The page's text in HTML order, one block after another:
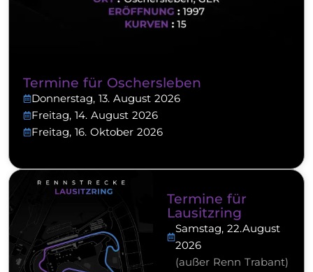
Termine für Oschersleben
Donnerstag, 13. August 2026
Freitag, 14. August 2026
Freitag, 16. Oktober 2026
Termine für
Lausitzring
Samstag, 22.August
2026
(außer Renn Trabant)